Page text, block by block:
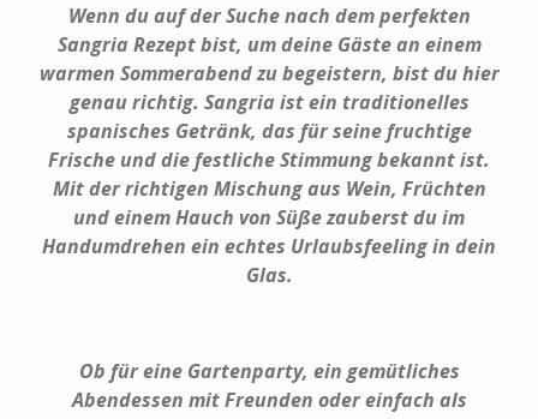
Wenn du auf der Suche nach dem perfekten
Sangria Rezept bist, um deine Gäste an einem
warmen Sommerabend zu begeistern, bist du hier
genau richtig. Sangria ist ein traditionelles
spanisches Getränk, das für seine fruchtige
Frische und die festliche Stimmung bekannt ist.
Mit der richtigen Mischung aus Wein, Früchten
und einem Hauch von Süße zauberst du im
Handumdrehen ein echtes Urlaubsfeeling in dein
Glas.
Ob für eine Gartenparty, ein gemütliches
Abendessen mit Freunden oder einfach als